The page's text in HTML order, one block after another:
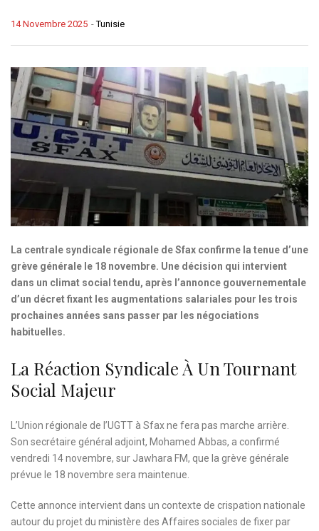
-Tunisie
14 Novembre 2025
La centrale syndicale régionale de Sfax confirme la tenue d’une
grève générale le 18 novembre. Une décision qui intervient
dans un climat social tendu, après l’annonce gouvernementale
d’un décret fixant les augmentations salariales pour les trois
prochaines années sans passer par les négociations
habituelles.
La Réaction Syndicale À Un Tournant
Social Majeur
L’Union régionale de l’UGTT à Sfax ne fera pas marche arrière.
Son secrétaire général adjoint, Mohamed Abbas, a confirmé
vendredi 14 novembre, sur Jawhara FM, que la grève générale
prévue le 18 novembre sera maintenue.
Cette annonce intervient dans un contexte de crispation nationale
autour du projet du ministère des Affaires sociales de fixer par